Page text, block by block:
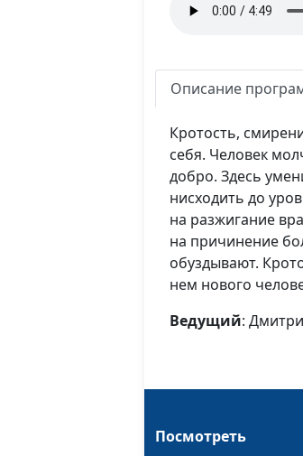
Описание
Кротость,
себя. Человек
добро. Здесь
нисходить до
на разжигание
на причинение
обуздывают.
нем нового
Ведущий:
Посмотреть